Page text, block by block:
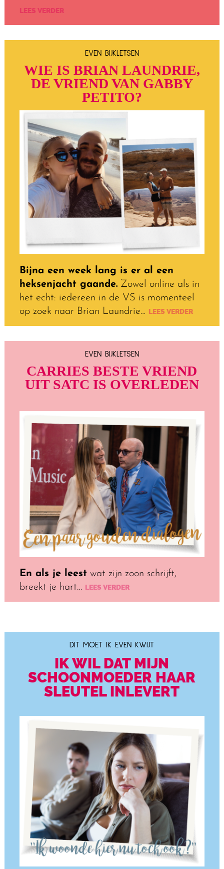
LEES VERDER
EVEN BIJKLETSEN
WIE IS BRIAN LAUNDRIE,
DE VRIEND VAN GABBY
PETITO?
Bijna een week lang is er al een
heksenjacht gaande.Zowel online als in
het echt: iedereen in de VS is momenteel
op zoek naar Brian Laundrie… LEES VERDER
EVEN BIJKLETSEN
CARRIES BESTE VRIEND
UIT SATC IS OVERLEDEN
En als je leestwat zijn zoon schrijft,
breekt je hart… LEES VERDER
DIT MOET IK EVEN KWIJT
IK WIL DAT MIJN
SCHOONMOEDER HAAR
SLEUTEL INLEVERT